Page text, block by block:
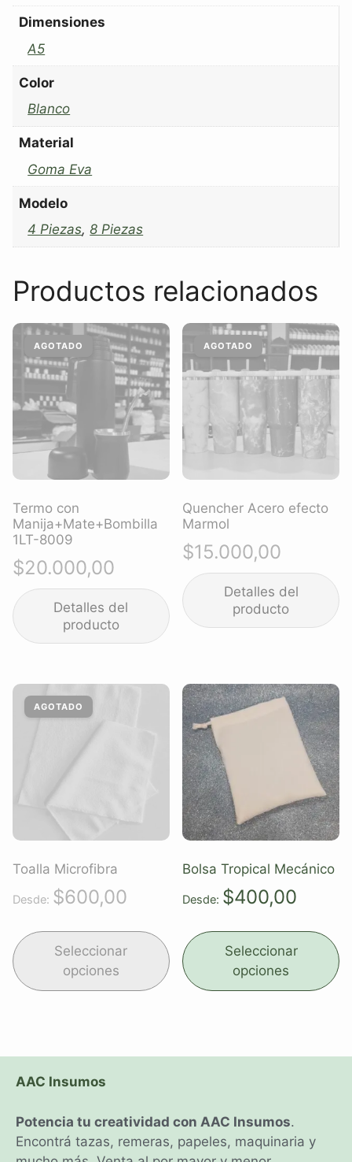
Dimensiones
A5
Color
Blanco
Material
Goma Eva
Modelo
4 Piezas,8 Piezas
Productos relacionados
Termo con
Manija+Mate+Bombilla
1LT-8009
$20.000,00
Quencher Acero efecto
Marmol
$15.000,00
Toalla Microfibra
Desde: $600,00
Seleccionar
opciones
Bolsa Tropical Mecánico
Desde: $400,00
Seleccionar
opciones
AAC Insumos
Potencia tu creatividad con AAC Insumos.
Encontrá tazas, remeras, papeles, maquinaria y